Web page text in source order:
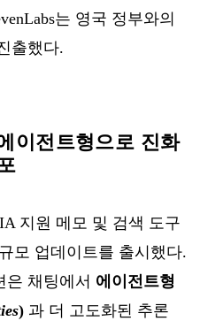
는 영국 정부와의
출했다.
이전트형으로 진화
지원 메모 및 검색 도구
모 업데이트를 출시했다.
은 채팅에서 에이전트형
) 과 더 고도화된 추론